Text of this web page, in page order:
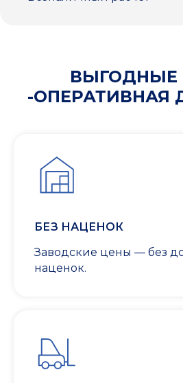
ВЫГОДНЫЕ
-ОПЕРАТИВНАЯ
БЕЗ НАЦЕНОК
Заводские цены — без
наценок.